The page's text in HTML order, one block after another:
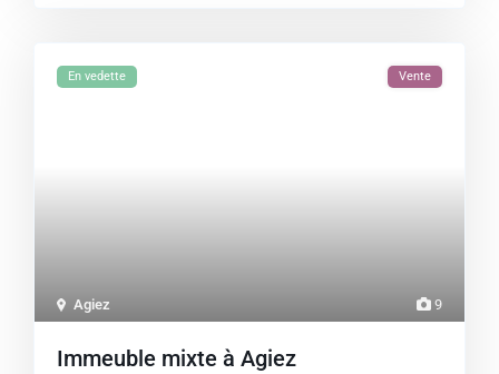
9
Agiez
En vedette Vente
Immeuble mixte à Agiez